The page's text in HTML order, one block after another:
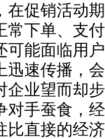
在促销活动
常下单、支
可能面临用
迅速传播，
企业望而却
对手蚕食，
比直接的经